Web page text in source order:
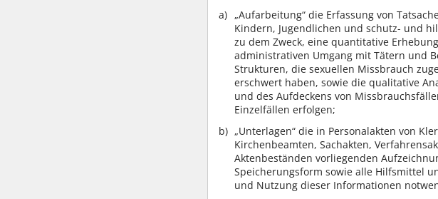
„Aufarbeitung“ die Erfassung von
Kindern, Jugendlichen und schutz- und
zu dem Zweck, eine quantitative
administrativen Umgang mit Tätern und
Strukturen, die sexuellen Missbrauch
erschwert haben, sowie die qualitative
und des Aufdeckens von
Einzelfällen erfolgen;
„Unterlagen“ die in Personalakten von
Kirchenbeamten, Sachakten,
Aktenbeständen vorliegenden
Speicherungsform sowie alle Hilfsmittel
und Nutzung dieser Informationen